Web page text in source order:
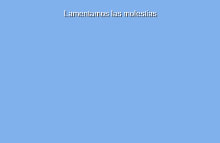
Lamentamos las molestias